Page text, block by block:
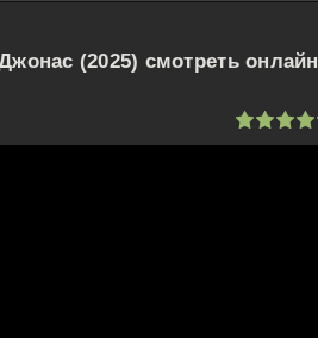
(2025) смотреть онлайн